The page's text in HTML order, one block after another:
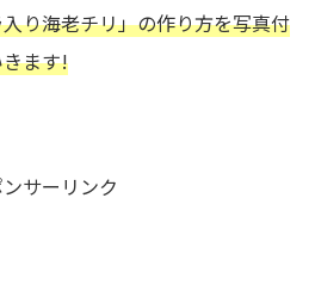
り海老チリ」の作り方を写真付
ます!
サーリンク